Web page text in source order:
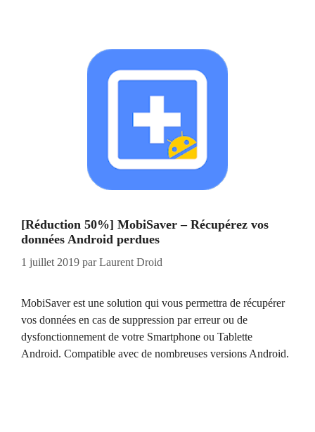
[Réduction 50%] MobiSaver – Récupérez vos
données Android perdues
1 juillet 2019 parLaurent Droid
MobiSaver est une solution qui vous permettra de récupérer
vos données en cas de suppression par erreur ou de
dysfonctionnement de votre Smartphone ou Tablette
Android. Compatible avec de nombreuses versions Android.